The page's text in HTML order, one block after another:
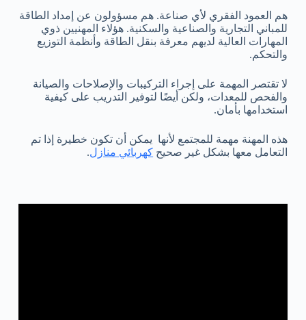
هم العمود الفقري لأي صناعة. هم مسؤولون عن إمداد الطاقة
للمباني التجارية والصناعية والسكنية. هؤلاء المهنيين ذوي
المهارات العالية لديهم معرفة بنقل الطاقة وأنظمة التوزيع
والتحكم.
لا تقتصر المهمة على إجراء التركيبات والإصلاحات والصيانة
والفحص للمعدات، ولكن أيضًا لتوفير التدريب على كيفية
استخدامها بأمان.
هذه المهنة مهمة للمجتمع لأنها يمكن أن تكون خطيرة إذا تم
التعامل معها بشكل غير صحيح كهربائي منازل.